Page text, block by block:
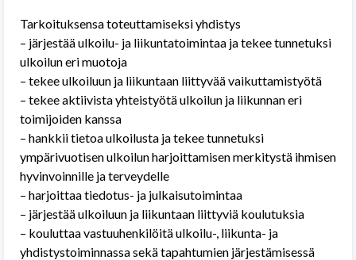
Tarkoituksensa toteuttamiseksi yhdistys
– järjestää ulkoilu- ja liikuntatoimintaa ja tekee tunnetuksi
ulkoilun eri muotoja
– tekee ulkoiluun ja liikuntaan liittyvää vaikuttamistyötä
– tekee aktiivista yhteistyötä ulkoilun ja liikunnan eri
toimijoiden kanssa
– hankkii tietoa ulkoilusta ja tekee tunnetuksi
ympärivuotisen ulkoilun harjoittamisen merkitystä ihmisen
hyvinvoinnille ja terveydelle
– harjoittaa tiedotus- ja julkaisutoimintaa
– järjestää ulkoiluun ja liikuntaan liittyviä koulutuksia
– kouluttaa vastuuhenkilöitä ulkoilu-, liikunta- ja
yhdistystoiminnassa sekä tapahtumien järjestämisessä